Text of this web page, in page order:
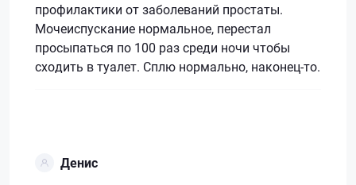
профилактики от заболеваний простаты.
Мочеиспускание нормальное, перестал
просыпаться по 100 раз среди ночи чтобы
сходить в туалет. Сплю нормально, наконец-то.
Денис